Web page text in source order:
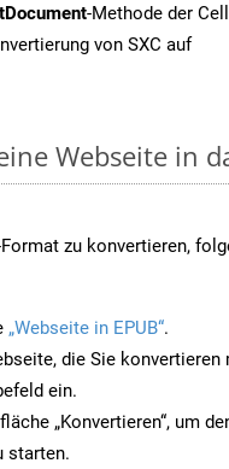
-Methode der
von SXC auf
Webseite in
zu konvertieren,
„Webseite in EPUB“.
die Sie konvertieren
ein.
„Konvertieren“, um
starten.